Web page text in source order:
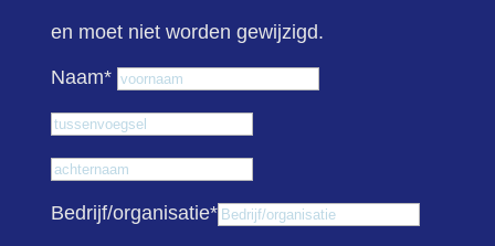
en moet niet worden gewijzigd.
Naam*
Bedrijf/organisatie*